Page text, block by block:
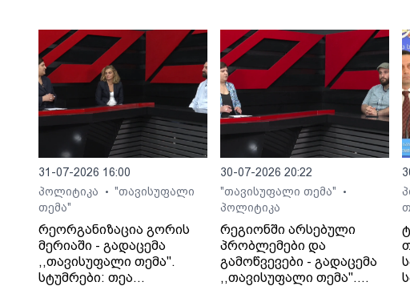
31-07-2026 16:00
პოლიტიკა
• "თავისუფალი
თემა"
რეორგანიზაცია გორის
მერიაში - გადაცემა
,,თავისუფალი თემა".
სტუმრები: თეა
30-07-2026 20:22
"თავისუფალი თემა"
•
პოლიტიკა
რეგიონში არსებული
პრობლემები და
გამოწვევები - გადაცემა
,,თავისუფალი თემა".